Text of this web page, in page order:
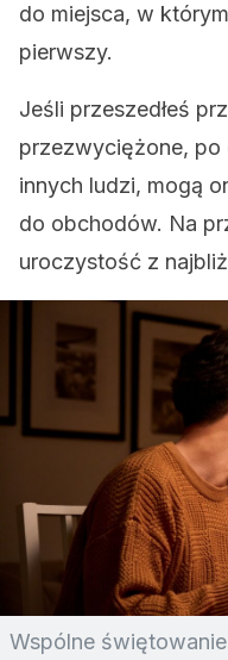
do miejsca, w
pierwszy.
Jeśli przeszedłeś
przezwyciężone,
innych ludzi, mogą
do obchodów. Na
uroczystość z
Wspólne